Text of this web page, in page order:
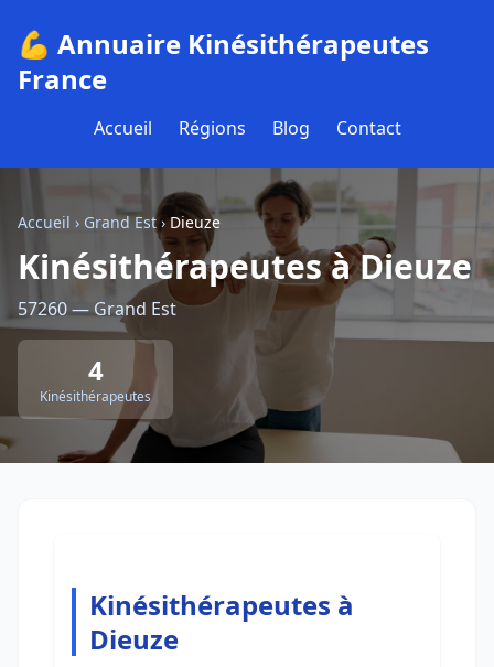
💪 Annuaire Kinésithérapeutes
France
Accueil Régions Blog Contact
Accueil › Grand Est ›Dieuze
Kinésithérapeutes à Dieuze
57260 — Grand Est
4
Kinésithérapeutes
Kinésithérapeutes à
Dieuze